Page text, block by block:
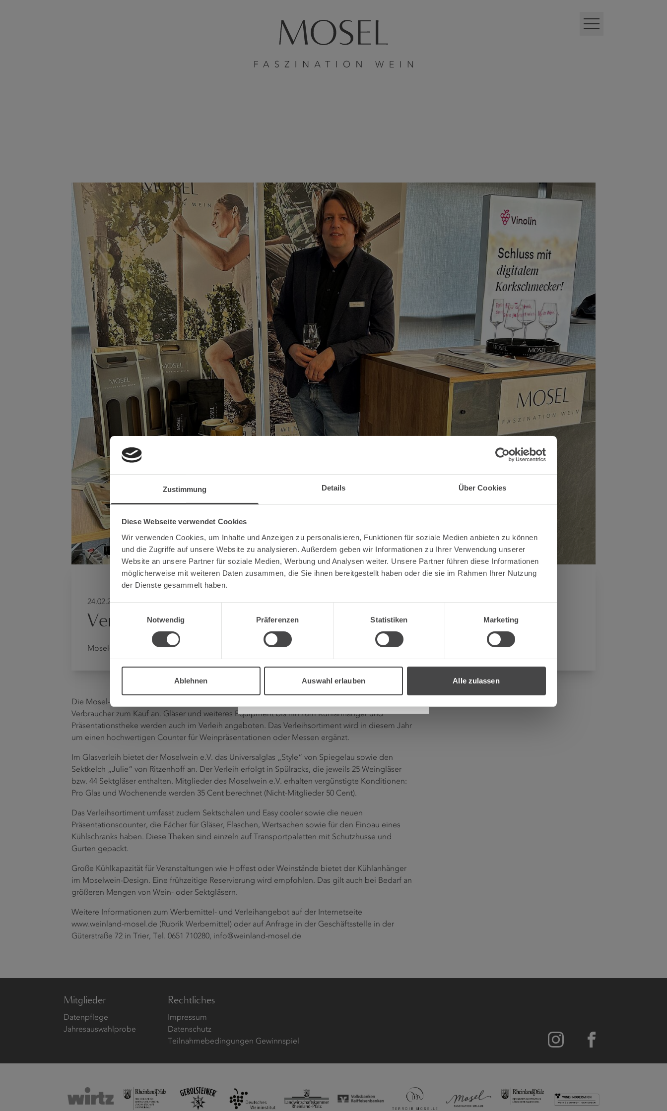
Zustimmung Details Über Cookies
Diese Webseite verwendet Cookies
Wir verwenden Cookies, um Inhalte und Anzeigen zu personalisieren, Funktionen für soziale Medien anbieten zu können
und die Zugriffe auf unsere Website zu analysieren. Außerdem geben wir Informationen zu Ihrer Verwendung unserer
Website an unsere Partner für soziale Medien, Werbung und Analysen weiter. Unsere Partner führen diese Informationen
möglicherweise mit weiteren Daten zusammen, die Sie ihnen bereitgestellt haben oder die sie im Rahmen Ihrer Nutzung
der Dienste gesammelt haben.
Notwendig
Präferenzen Statistiken Marketing
Ablehnen Auswahl erlauben Alle zulassen
Nein Ja
Wir sind Partner von
24.02.2026 -
Verleihservice für Winzer: Von Gläsern bis Counter
Mosel-Weinwerbung bietet Equipment für Veranstaltungen von Hoffest bis zu Weinstand und Messe-Präsentation.
Die Mosel-Weinwerbung bietet nicht nur Werbemittel für Weingüter, Weingastronomie und
Verbraucher zum Kauf an. Gläser und weiteres Equipment bis hin zum Kühlanhänger und
Präsentationstheke werden auch im Verleih angeboten. Das Verleihsortiment wird in diesem Jahr
um einen hochwertigen Counter für Weinpräsentationen oder Messen ergänzt.
Im Glasverleih bietet der Moselwein e.V. das Universalglas „Style“ von Spiegelau sowie den
Sektkelch „Julie“ von Ritzenhoff an. Der Verleih erfolgt in Spülracks, die jeweils 25 Weingläser
bzw. 44 Sektgläser enthalten. Mitglieder des Moselwein e.V. erhalten vergünstigte Konditionen:
Pro Glas und Wochenende werden 35 Cent berechnet (Nicht-Mitglieder 50 Cent).
Das Verleihsortiment umfasst zudem Sektschalen und Easy cooler sowie die neuen
Präsentationscounter, die Fächer für Gläser, Flaschen, Wertsachen sowie für den Einbau eines
Kühlschranks haben. Diese Theken sind einzeln auf Transportpaletten mit Schutzhusse und
Gurten gepackt.
Große Kühlkapazität für Veranstaltungen wie Hoffest oder Weinstände bietet der Kühlanhänger
im Moselwein-Design. Eine frühzeitige Reservierung wird empfohlen. Das gilt auch bei Bedarf an
größeren Mengen von Wein- oder Sektgläsern.
Weitere Informationen zum Werbemittel- und Verleihangebot auf der Internetseite
www.weinland-mosel.de (Rubrik Werbemittel) oder auf Anfrage in der Geschäftsstelle in der
Güterstraße 72 in Trier, Tel. 0651 710280, info@weinland-mosel.de
Mitglieder
Datenpflege
Jahresauswahlprobe
Rechtliches
Impressum
Datenschutz
Teilnahmebedingungen Gewinnspiel